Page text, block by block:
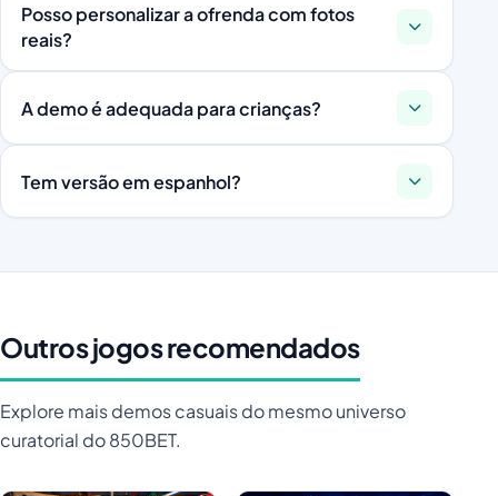
consultores culturais e cada item carrega
explicação contextual no menu.
Posso personalizar a ofrenda com fotos
reais?
conta, você usa apenas as ilustrações pré-
A demo é adequada para crianças?
tom é celebratório, educativo e colorido.
Tem versão em espanhol?
Outros jogos recomendados
Explore mais demos casuais do mesmo universo
curatorial do 850BET.